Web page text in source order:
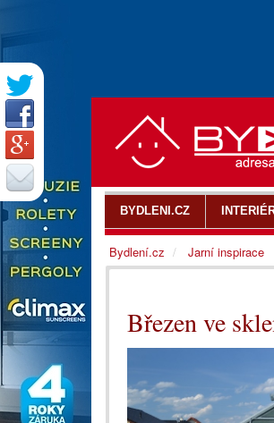
Březen ve
BYDLENI.CZ
Bydlení.cz Jarní inspirace